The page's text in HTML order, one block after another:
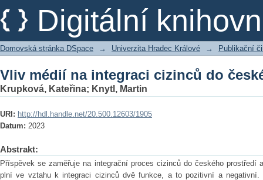
Digitální
Vliv médií na integraci cizinců do
Domovská stránka DSpace → Univerzita Hradec Králové → Publikační
Vliv médií na integraci cizinců do
Krupková, Kateřina; Knytl, Martin
URI: http://hdl.handle.net/20.500.12603/1905
Datum: 2023
Abstrakt:
Příspěvek se zaměřuje na integrační proces cizinců do českého prostředí
plní ve vztahu k integraci cizinců dvě funkce, a to pozitivní a